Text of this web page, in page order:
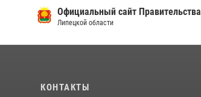
Официальный сайт Правительства
Липецкой области
КОНТАКТЫ